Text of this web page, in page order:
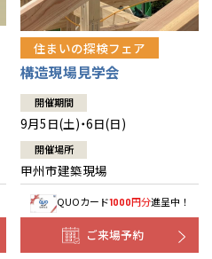
住まいの探検フェア
構造現場見学会
開催期間
9月5日(土)・6日(日)
開催場所
甲州市建築現場
QUOカード1000円分進呈中！
ご来場予約